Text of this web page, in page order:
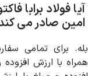
آیا فولاد برابا
امین صادر می
بله. برای تمامی
همراه با ارزش